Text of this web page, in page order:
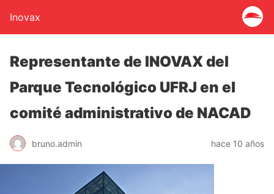
Inovax
Representante de INOVAX del
Parque Tecnológico UFRJ en el
comité administrativo de NACAD
bruno.admin hace 10 años